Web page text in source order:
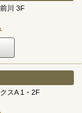
川 3F
スA 1・2F